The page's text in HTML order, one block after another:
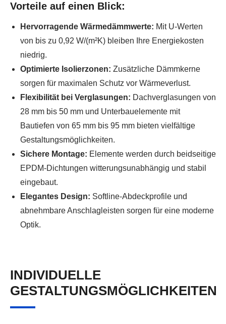
Vorteile auf einen Blick:
Hervorragende Wärmedämmwerte: Mit U-Werten
von bis zu 0,92 W/(m²K) bleiben Ihre Energiekosten
niedrig.
Optimierte Isolierzonen: Zusätzliche Dämmkerne
sorgen für maximalen Schutz vor Wärmeverlust.
Flexibilität bei Verglasungen: Dachverglasungen von
28 mm bis 50 mm und Unterbauelemente mit
Bautiefen von 65 mm bis 95 mm bieten vielfältige
Gestaltungsmöglichkeiten.
Sichere Montage: Elemente werden durch beidseitige
EPDM-Dichtungen witterungsunabhängig und stabil
eingebaut.
Elegantes Design: Softline-Abdeckprofile und
abnehmbare Anschlagleisten sorgen für eine moderne
Optik.
INDIVIDUELLE
GESTALTUNGSMÖGLICHKEITEN